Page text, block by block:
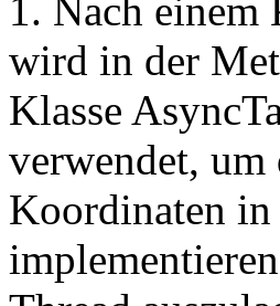
1. Nach einem
wird in der
Klasse
verwendet,
Koordinaten